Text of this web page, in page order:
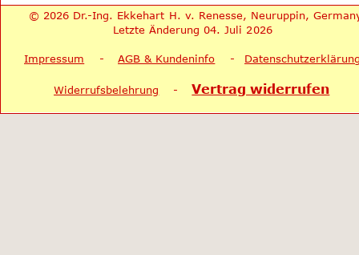
© 2026 Dr.-Ing. Ekkehart H. v. Renesse, Neuruppin,
Letzte Änderung 04. Juli 2026
Impressum
    -
AGB & Kundeninfo
    -
Widerrufsbelehrung
    -
Vertrag widerrufen